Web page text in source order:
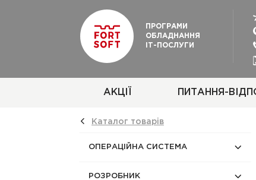
ПРОГРАМИ
ОБЛАДНАННЯ
ІТ-ПОСЛУГИ
АКЦІЇ ПИТАННЯ-
Каталог товарiв
ОПЕРАЦІЙНА СИСТЕМА
РОЗРОБНИК